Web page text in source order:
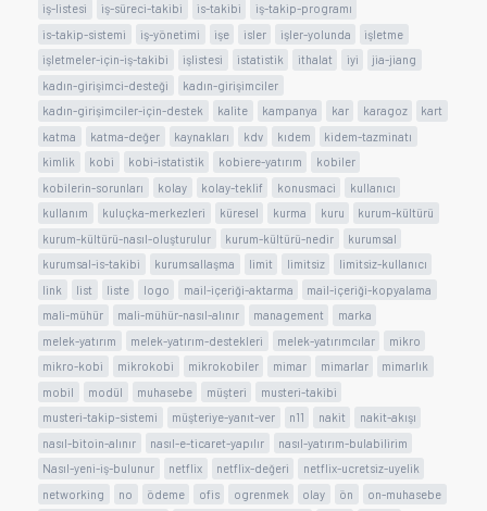
iş-listesi
iş-süreci-takibi is-takibi
iş-takip-programı
is-takip-sistemi
iş-yönetimi işe isler işler-yolunda
işletme
işletmeler-için-iş-takibi
işlistesi istatistik ithalat iyi
jia-jiang
kadın-girişimci-desteği
kadın-girişimciler
kadın-girişimciler-için-destek
kalite kampanya kar karagoz
kart
katma
katma-değer kaynakları kdv kıdem
kidem-tazminatı
kimlik
kobi kobi-istatistik kobiere-yatırım
kobiler
kobilerin-sorunları
kolay kolay-teklif konusmaci
kullanıcı
kullanım
kuluçka-merkezleri küresel kurma kuru
kurum-kültürü
kurum-kültürü-nasıl-oluşturulur
kurum-kültürü-nedir
kurumsal
kurumsal-is-takibi
kurumsallaşma limit limitsiz
limitsiz-kullanıcı
link
list liste logo mail-içeriği-aktarma
mail-içeriği-kopyalama
mali-mühür
mali-mühür-nasıl-alınır management
marka
melek-yatırım
melek-yatırım-destekleri melek-yatırımcılar
mikro
mikro-kobi
mikrokobi mikrokobiler mimar mimarlar
mimarlık
mobil
modül muhasebe müşteri
musteri-takibi
musteri-takip-sistemi
müşteriye-yanıt-ver n11 nakit
nakit-akışı
nasıl-bitoin-alınır
nasıl-e-ticaret-yapılır
nasıl-yatırım-bulabilirim
Nasıl-yeni-iş-bulunur
netflix netflix-değeri
netflix-ucretsiz-uyelik
networking
no ödeme ofis ogrenmek olay ön
on-muhasebe